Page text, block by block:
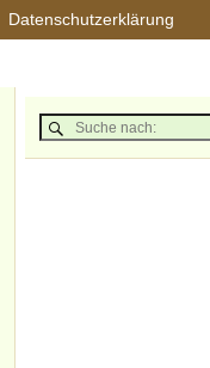
Datenschutzerklärung